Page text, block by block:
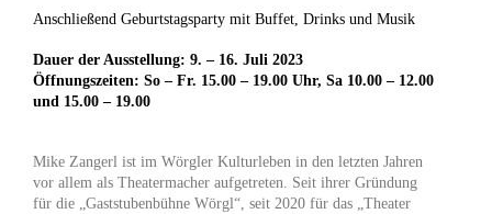
Anschließend Geburtstagsparty mit Buffet, Drinks und Musik
Dauer der Ausstellung: 9. – 16. Juli 2023
Öffnungszeiten: So – Fr. 15.00 – 19.00 Uhr, Sa 10.00 – 12.00
und 15.00 – 19.00
Mike Zangerl ist im Wörgler Kulturleben in den letzten Jahren
vor allem als Theatermacher aufgetreten. Seit ihrer Gründung
für die „Gaststubenbühne Wörgl“, seit 2020 für das „Theater